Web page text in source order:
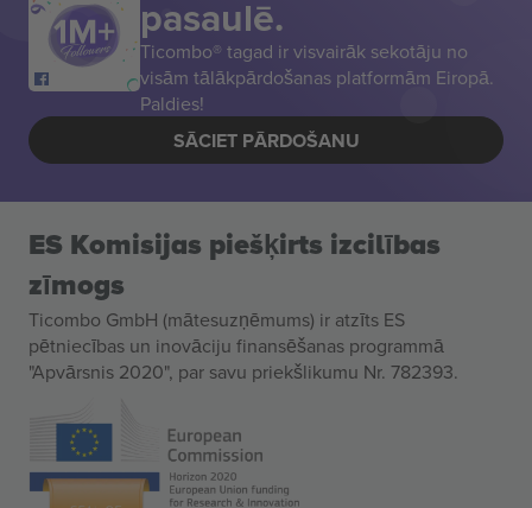
pasaulē.
Ticombo® tagad ir visvairāk sekotāju no
visām tālākpārdošanas platformām Eiropā.
Paldies!
SĀCIET PĀRDOŠANU
ES Komisijas piešķirts izcilības
zīmogs
Ticombo GmbH (mātesuzņēmums) ir atzīts ES
pētniecības un inovāciju finansēšanas programmā
"Apvārsnis 2020", par savu priekšlikumu Nr. 782393.